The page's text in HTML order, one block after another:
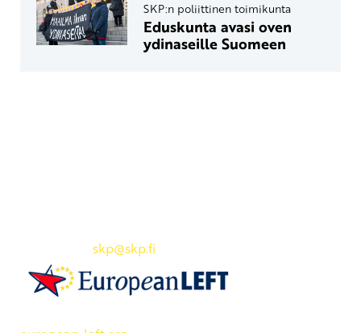
SKP:n poliittinen toimikunta
Eduskunta avasi oven
ydinaseille Suomeen
skp@skp.fi